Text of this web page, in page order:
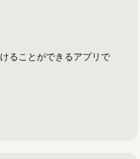
ることができるアプリで